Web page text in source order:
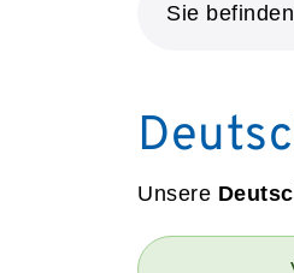
Sie
Unsere